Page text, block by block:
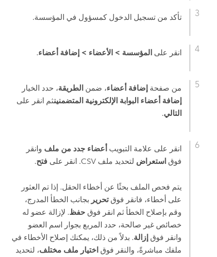
تأكد من تسجيل الدخول كمسؤول في المؤسسة.
انقر على المؤسسة > الأعضاء > إضافة أعضاء.
من صفحة إضافة أعضاء، ضمن الطريقة، حدد الخيار
إضافة أعضاء البوابة الإلكترونية المتضمنينثم انقر على
التالي.
انقر على علامة التبويب أعضاء جدد من ملف وانقر
فوق استعراض لتحديد ملف CSV. انقر على فتح.
يتم فحص الملف بحثًا عن أخطاء الحقل. إذا تم العثور
على أخطاء، فانقر فوقتحرير بجانب الخطأ المدرج،
وقم بإصلاح الخطأ ثم انقر فوق حفظ. لإزالة عضو له
خصائص غير صالحة، حدد المربع بجوار اسم العضو
وانقر فوق إزالة. بدلاً من ذلك، يمكنك إصلاح الأخطاء في
ملفك مباشرةً، والنقر فوق اختيار ملف مختلف، لتحديد